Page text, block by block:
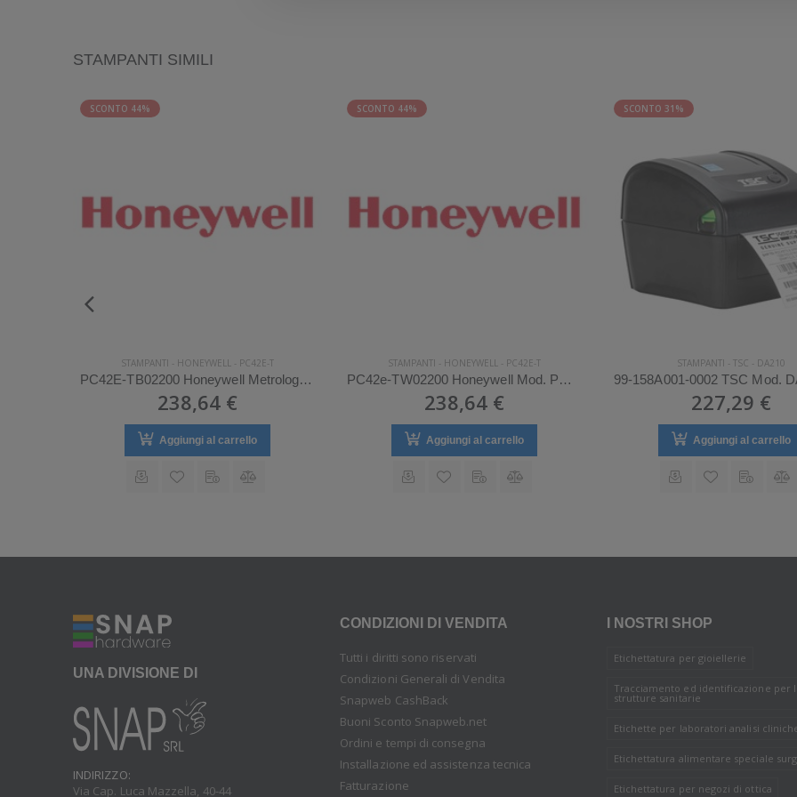
STAMPANTI SIMILI
SCONTO 44%
STAMPANTI - HONEYWELL - PC42E-T
PC42E-TB02200 Honeywell Metrologic Mod. PC42E. Tipologia: Desktop.
238,64 €
Aggiungi al carrello
SCONTO 44%
STAMPANTI - HONEYWELL - PC42E-T
PC42e-TW02200 Honeywell Mod. PC42E-T. Stampante di etichette.
238,64 €
Aggiungi al carrello
SCONTO 31%
STAMPANTI - TSC - DA210
227,29 €
Aggiungi al carrello
UNA DIVISIONE DI
INDIRIZZO:
Via Cap. Luca Mazzella, 40-44
CONDIZIONI DI VENDITA
Tutti i diritti sono riservati
Condizioni Generali di Vendita
Snapweb CashBack
Buoni Sconto Snapweb.net
Ordini e tempi di consegna
Installazione ed assistenza tecnica
Fatturazione
I NOSTRI SHOP
Etichettatura per gioiellerie
Tracciamento ed identificazione per
strutture sanitarie
Etichette per laboratori analisi
Etichettatura alimentare speciale
Etichettatura per negozi di ottica